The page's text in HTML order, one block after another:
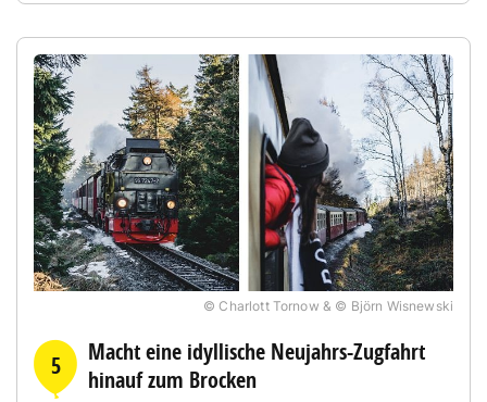
© Charlott Tornow & © Björn Wisnewski
5
Macht eine idyllische Neujahrs-Zugfahrt
hinauf zum Brocken